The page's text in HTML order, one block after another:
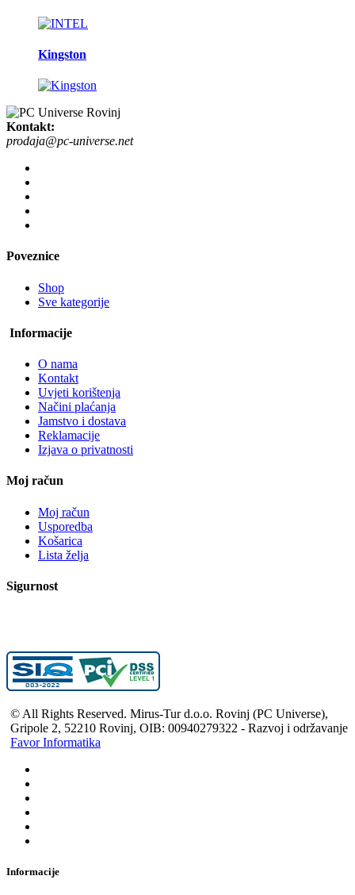
Kingston
Kontakt:
prodaja@pc-universe.net
Poveznice
Shop
Sve kategorije
Informacije
O nama
Kontakt
Uvjeti korištenja
Načini plaćanja
Jamstvo i dostava
Reklamacije
Izjava o privatnosti
Moj račun
Moj račun
Usporedba
Košarica
Lista želja
Sigurnost
© All Rights Reserved. Mirus-Tur d.o.o. Rovinj (PC Universe),
Gripole 2, 52210 Rovinj, OIB: 00940279322 - Razvoj i održavanje
Favor Informatika
Informacije